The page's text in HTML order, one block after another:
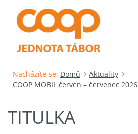
Nacházíte se: Domů
Aktuality
COOP MOBIL červen – červenec 2026
TITULKA